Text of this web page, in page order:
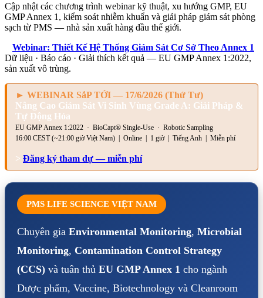
Cập nhật các chương trình webinar kỹ thuật, xu hướng GMP, EU
GMP Annex 1, kiểm soát nhiễm khuẩn và giải pháp giám sát phòng
sạch từ PMS — nhà sản xuất hàng đầu thế giới.
Webinar: Thiết Kế Hệ Thống Giám Sát Cơ Sở Theo Annex 1
Dữ liệu · Báo cáo · Giải thích kết quả — EU GMP Annex 1:2022,
sản xuất vô trùng.
► WEBINAR SắP TỚI — 17/6/2026 (Thứ Tư)
Nâng Cao Giám Sát Vi Sinh Vùng Grade A: Giải Pháp &
Tự Động Hóa
EU GMP Annex 1:2022 · BioCapt® Single-Use · Robotic Sampling
16:00 CEST (~21:00 giờ Việt Nam) | Online | 1 giờ | Tiếng Anh | Miễn phí
> Đăng ký tham dự — miễn phí
PMS LIFE SCIENCE VIỆT NAM
Chuyên gia Environmental Monitoring, Microbial
Monitoring, Contamination Control Strategy
(CCS) và tuân thủ EU GMP Annex 1 cho ngành
Dược phẩm, Vaccine, Biotechnology và Cleanroom